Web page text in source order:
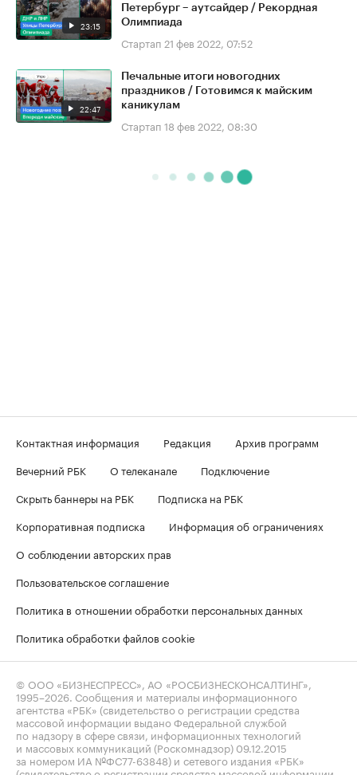
23:15
Петербург – аутсайдер / Рекордная
Олимпиада
Стартап 21 фев 2022, 07:52
22:47
Печальные итоги новогодних
праздников / Готовимся к майским
каникулам
Стартап 18 фев 2022, 08:30
Контактная информация Редакция
Архив программ
Вечерний РБК
О телеканале
Подключение
Скрыть баннеры на РБК
Подписка на РБК
Корпоративная подписка
Информация об ограничениях
О соблюдении авторских прав
Пользовательское соглашение
Политика в отношении обработки персональных данных
Политика обработки файлов cookie
© ООО «БИЗНЕСПРЕСС», АО «РОСБИЗНЕСКОНСАЛТИНГ»,
1995–2026 . Сообщения и материалы информационного
агентства «РБК» (свидетельство о регистрации средства
массовой информации выдано Федеральной службой
по надзору в сфере связи, информационных технологий
и массовых коммуникаций (Роскомнадзор) 09.12.2015
за номером ИА №ФС77-63848) и сетевого издания «РБК»